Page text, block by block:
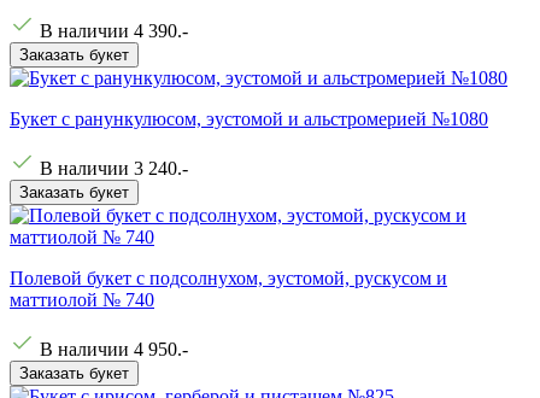
В наличии 4 390.-
Заказать букет
Букет с ранункулюсом, эустомой и альстромерией №1080
В наличии 3 240.-
Заказать букет
Полевой букет с подсолнухом, эустомой, рускусом и
маттиолой № 740
В наличии 4 950.-
Заказать букет